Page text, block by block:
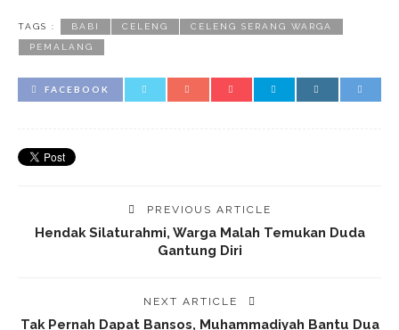
TAGS : BABI CELENG CELENG SERANG WARGA
PEMALANG
FACEBOOK
PREVIOUS ARTICLE
Hendak Silaturahmi, Warga Malah Temukan Duda
Gantung Diri
NEXT ARTICLE
Tak Pernah Dapat Bansos, Muhammadiyah Bantu Dua